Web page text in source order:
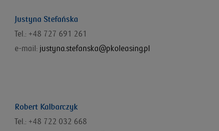
Justyna Stefańska
Tel.: +48 727 691 261
e-mail: justyna.stefanska@pkoleasing.pl
Robert Kalbarczyk
Tel.: +48 722 032 668